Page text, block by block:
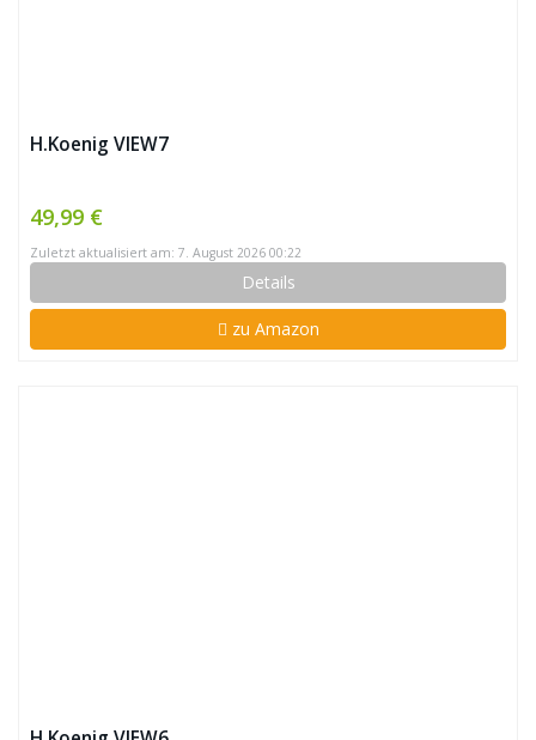
H.Koenig VIEW7
49,99 €
Zuletzt aktualisiert am: 7. August 2026 00:22
Details
zu Amazon